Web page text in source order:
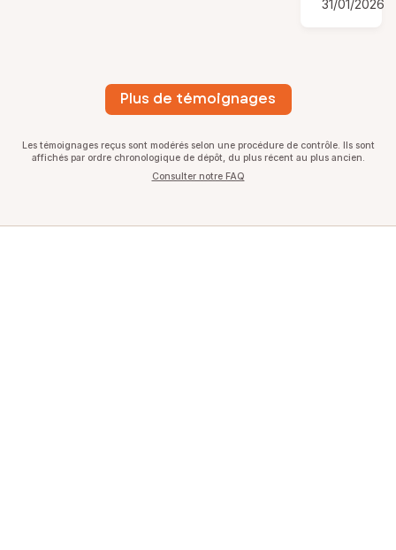
31/01/2026
Plus de témoignages
Les témoignages reçus sont modérés selon une procédure de contrôle. Ils sont
affichés par ordre chronologique de dépôt, du plus récent au plus ancien.
Consulter notre FAQ